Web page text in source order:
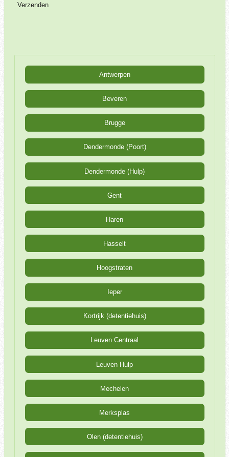
Verzenden
Antwerpen
Beveren
Brugge
Dendermonde (Poort)
Dendermonde (Hulp)
Gent
Haren
Hasselt
Hoogstraten
Ieper
Kortrijk (detentiehuis)
Leuven Centraal
Leuven Hulp
Mechelen
Merksplas
Olen (detentiehuis)